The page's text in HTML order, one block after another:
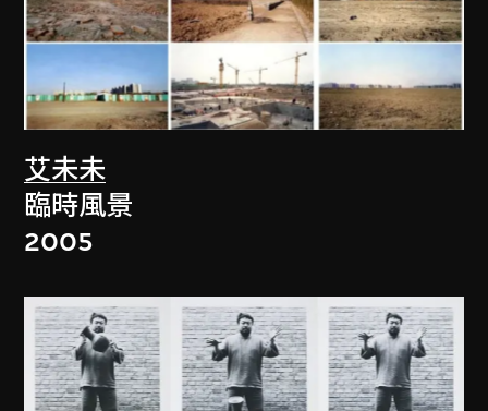
艾未未
臨時風景
2005